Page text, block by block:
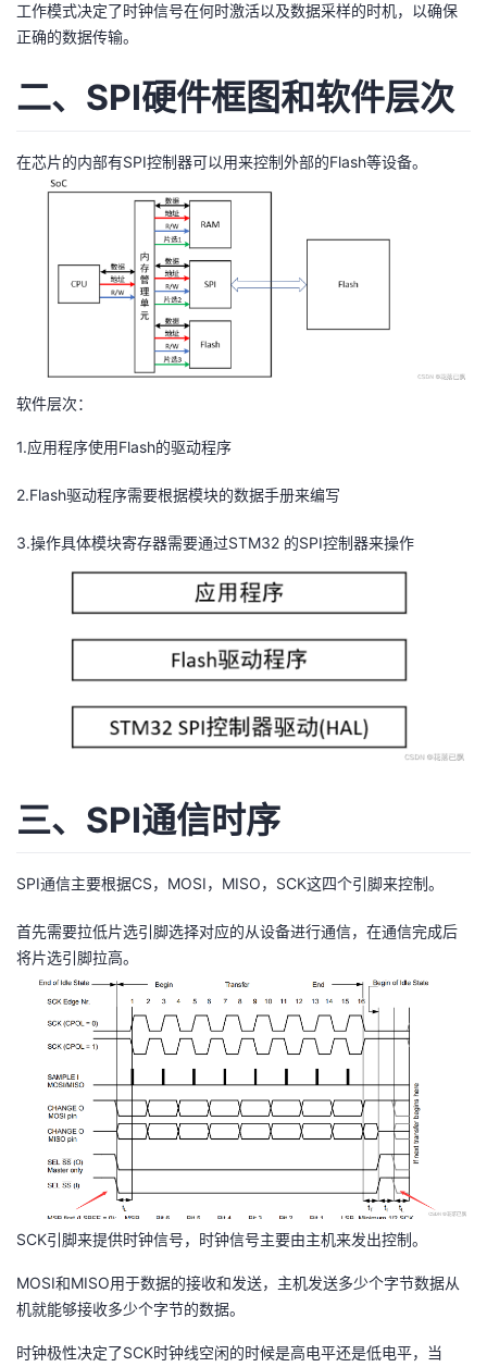
工作模式决定了时钟信号在何时激活以及数据采样的时机，以确保
正确的数据传输。
二、SPI硬件框图和软件层次
在芯片的内部有SPI控制器可以用来控制外部的Flash等设备。
软件层次：
1.应用程序使用Flash的驱动程序
2.Flash驱动程序需要根据模块的数据手册来编写
3.操作具体模块寄存器需要通过STM32 的SPI控制器来操作
三、SPI通信时序
SPI通信主要根据CS，MOSI，MISO，SCK这四个引脚来控制。
首先需要拉低片选引脚选择对应的从设备进行通信，在通信完成后
将片选引脚拉高。
SCK引脚来提供时钟信号，时钟信号主要由主机来发出控制。
MOSI和MISO用于数据的接收和发送，主机发送多少个字节数据从
机就能够接收多少个字节的数据。
时钟极性决定了SCK时钟线空闲的时候是高电平还是低电平，当